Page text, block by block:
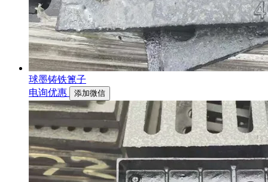
球墨铸铁篦子
电询优惠
添加微信